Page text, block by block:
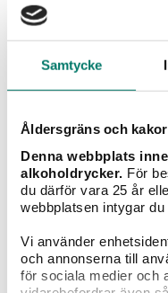
Samtycke
Åldersgräns och kakor
Denna webbplats
alkoholdrycker. För
du därför vara 25 år
webbplatsen intygar
Vi använder
och annonserna till
för sociala medier och
Tips!
För extra umami och
Betyg
6röster
Vad tycker du?